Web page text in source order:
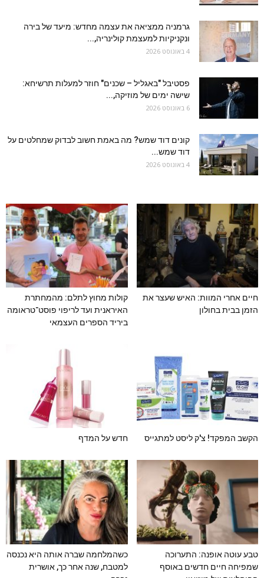
גרמניה ממציאה את עצמה מחדש: מיעד של בירה
ונקניקיות למעצמת קולינריה,...
4 באוגוסט 2026
פסטיבל "באגליל – שכנים" חוזר למעלות תרשיחא:
שישה ימים של מוזיקה,...
6 באוגוסט 2026
קונים דוד שמש? מה באמת חשוב לבדוק שמחלטים על
דוד שמש...
4 באוגוסט 2026
חיים אחרי המוות: האיש שעצר את
הזמן בבית בחולון
קולות מחוץ לתלם: מהמחתרת
האיראנית ועד לריפוי פוסט־טראומה
ביריד הספרים העצמאי
הקשב המפקד! צ'ק ליסט למתגייס חדש על המדף
טבע עוטה אופנה: התערוכה
שמפיחה חיים חדשים באוסף
כשהמלחמה שברה אותה היא נכנסה
למטבח, שנה אחר כך, אושרית